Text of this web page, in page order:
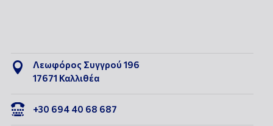

Λεωφόρος Συγγρού 196
17671 Καλλιθέα
 +30 694 40 68 687